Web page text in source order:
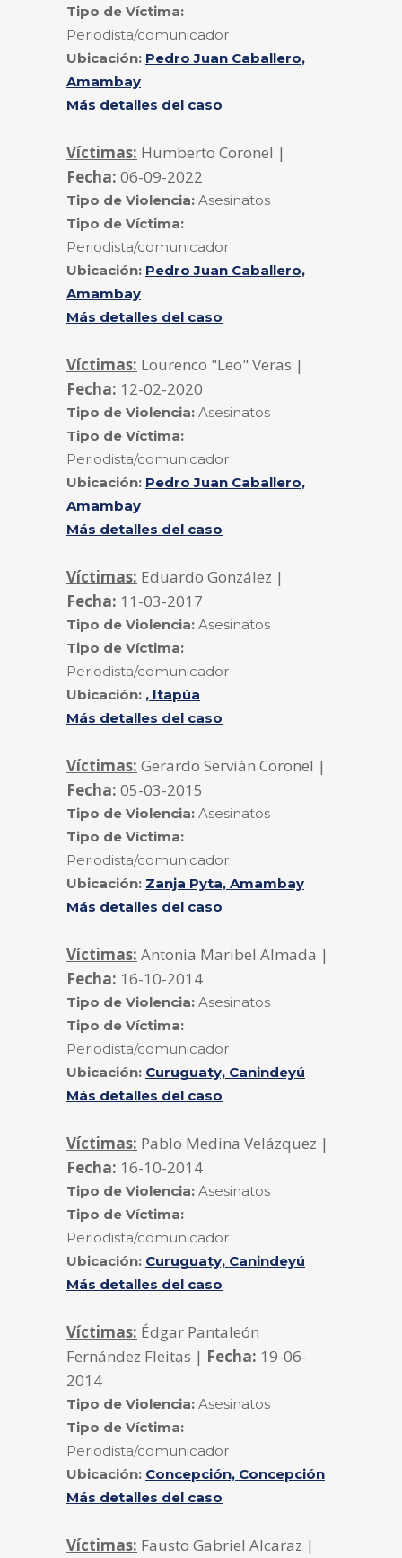
Tipo de Víctima:
Periodista/comunicador
Ubicación: Pedro Juan Caballero,
Amambay
Más detalles del caso
Víctimas: Humberto Coronel |
Fecha: 06-09-2022
Tipo de Violencia: Asesinatos
Tipo de Víctima:
Periodista/comunicador
Ubicación: Pedro Juan Caballero,
Amambay
Más detalles del caso
Víctimas: Lourenco "Leo" Veras |
Fecha: 12-02-2020
Tipo de Violencia: Asesinatos
Tipo de Víctima:
Periodista/comunicador
Ubicación: Pedro Juan Caballero,
Amambay
Más detalles del caso
Víctimas: Eduardo González |
Fecha: 11-03-2017
Tipo de Violencia: Asesinatos
Tipo de Víctima:
Periodista/comunicador
Ubicación: , Itapúa
Más detalles del caso
Víctimas: Gerardo Servián Coronel |
Fecha: 05-03-2015
Tipo de Violencia: Asesinatos
Tipo de Víctima:
Periodista/comunicador
Ubicación: Zanja Pyta, Amambay
Más detalles del caso
Víctimas: Antonia Maribel Almada |
Fecha: 16-10-2014
Tipo de Violencia: Asesinatos
Tipo de Víctima:
Periodista/comunicador
Ubicación: Curuguaty, Canindeyú
Más detalles del caso
Víctimas: Pablo Medina Velázquez |
Fecha: 16-10-2014
Tipo de Violencia: Asesinatos
Tipo de Víctima:
Periodista/comunicador
Ubicación: Curuguaty, Canindeyú
Más detalles del caso
Víctimas: Édgar Pantaleón
Fernández Fleitas | Fecha: 19-06-
2014
Tipo de Violencia: Asesinatos
Tipo de Víctima:
Periodista/comunicador
Ubicación: Concepción, Concepción
Más detalles del caso
Víctimas: Fausto Gabriel Alcaraz |